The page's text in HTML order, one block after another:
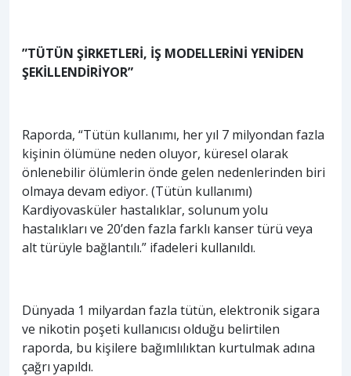
”TÜTÜN ŞİRKETLERİ, İŞ MODELLERİNİ YENİDEN
ŞEKİLLENDİRİYOR”
Raporda, “Tütün kullanımı, her yıl 7 milyondan fazla
kişinin ölümüne neden oluyor, küresel olarak
önlenebilir ölümlerin önde gelen nedenlerinden biri
olmaya devam ediyor. (Tütün kullanımı)
Kardiyovasküler hastalıklar, solunum yolu
hastalıkları ve 20’den fazla farklı kanser türü veya
alt türüyle bağlantılı.” ifadeleri kullanıldı.
Dünyada 1 milyardan fazla tütün, elektronik sigara
ve nikotin poşeti kullanıcısı olduğu belirtilen
raporda, bu kişilere bağımlılıktan kurtulmak adına
çağrı yapıldı.